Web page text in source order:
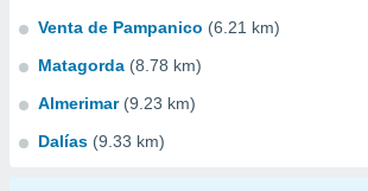
Venta de Pampanico (6.21 km)
Matagorda (8.78 km)
Almerimar (9.23 km)
Dalías (9.33 km)